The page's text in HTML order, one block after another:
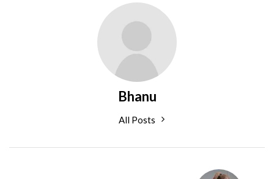
Bhanu
All Posts